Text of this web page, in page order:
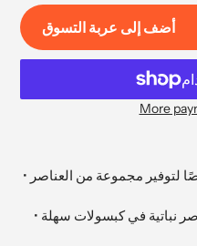
أضف إلى عربة التسوق
More
عربة
التسوق
الخاصة
• تركيبة غذائية متكاملة مصممة خصيصًا لتوفير مجموعة من العناصر
• تحتوي على فيتامينات ومعادن وعناصر نباتية في كبسولات سهلة